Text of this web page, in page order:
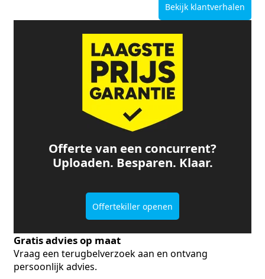
Bekijk klantverhalen
Offerte van een concurrent?
Uploaden. Besparen. Klaar.
Offertekiller openen
Gratis advies op maat
Vraag een terugbelverzoek aan en ontvang
persoonlijk advies.